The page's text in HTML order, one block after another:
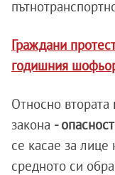
Граждани
годишния
Относно втората
закона -
се касае за
средното си